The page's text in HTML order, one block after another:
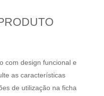
com design funcional e
as características
de utilização na ficha